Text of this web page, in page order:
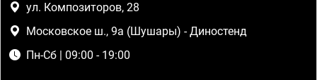
ул. Композиторов, 28
Московское ш., 9а (Шушары) - Диностенд
Пн-Сб | 09:00 - 19:00